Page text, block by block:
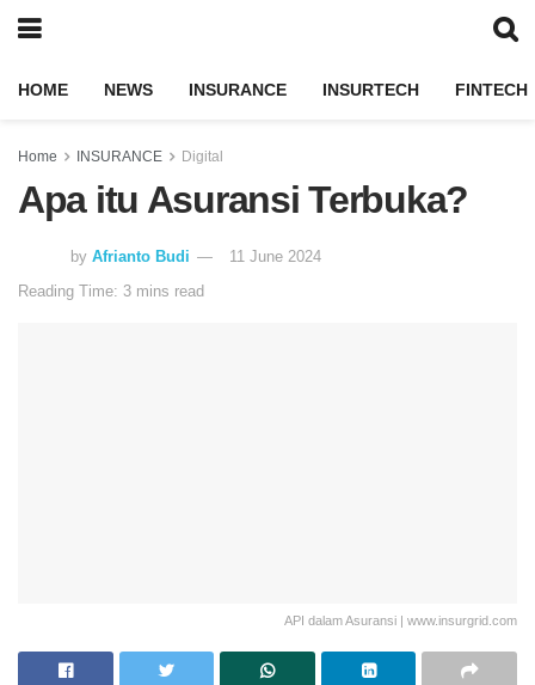
HOME NEWS INSURANCE INSURTECH FINTECH
Home INSURANCE Digital
Apa itu Asuransi Terbuka?
by Afrianto Budi
11 June 2024
Reading Time: 3 mins read
API dalam Asuransi | www.insurgrid.com